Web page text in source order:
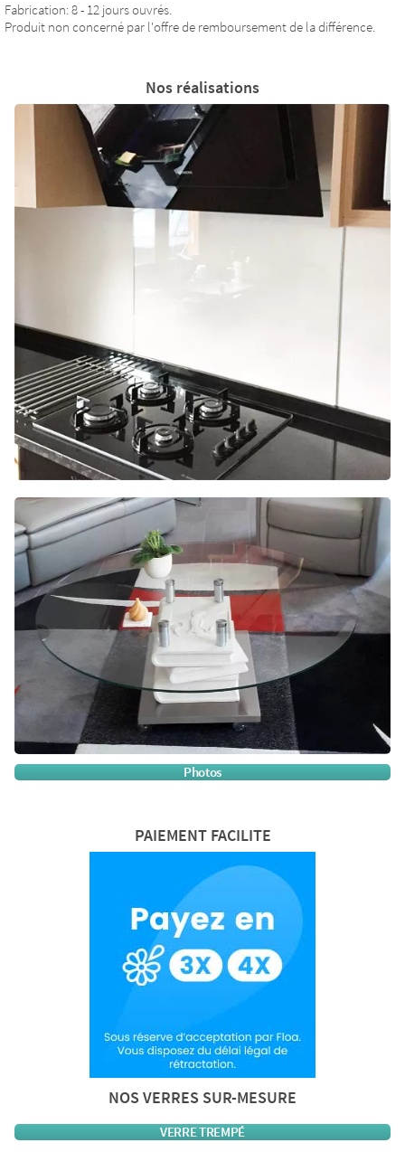
Fabrication: 8 - 12 jours ouvrés.
Produit non concerné par l'offre de remboursement de la différence.
Nos réalisations
Photos
PAIEMENT FACILITE
NOS VERRES SUR-MESURE
VERRE TREMPÉ